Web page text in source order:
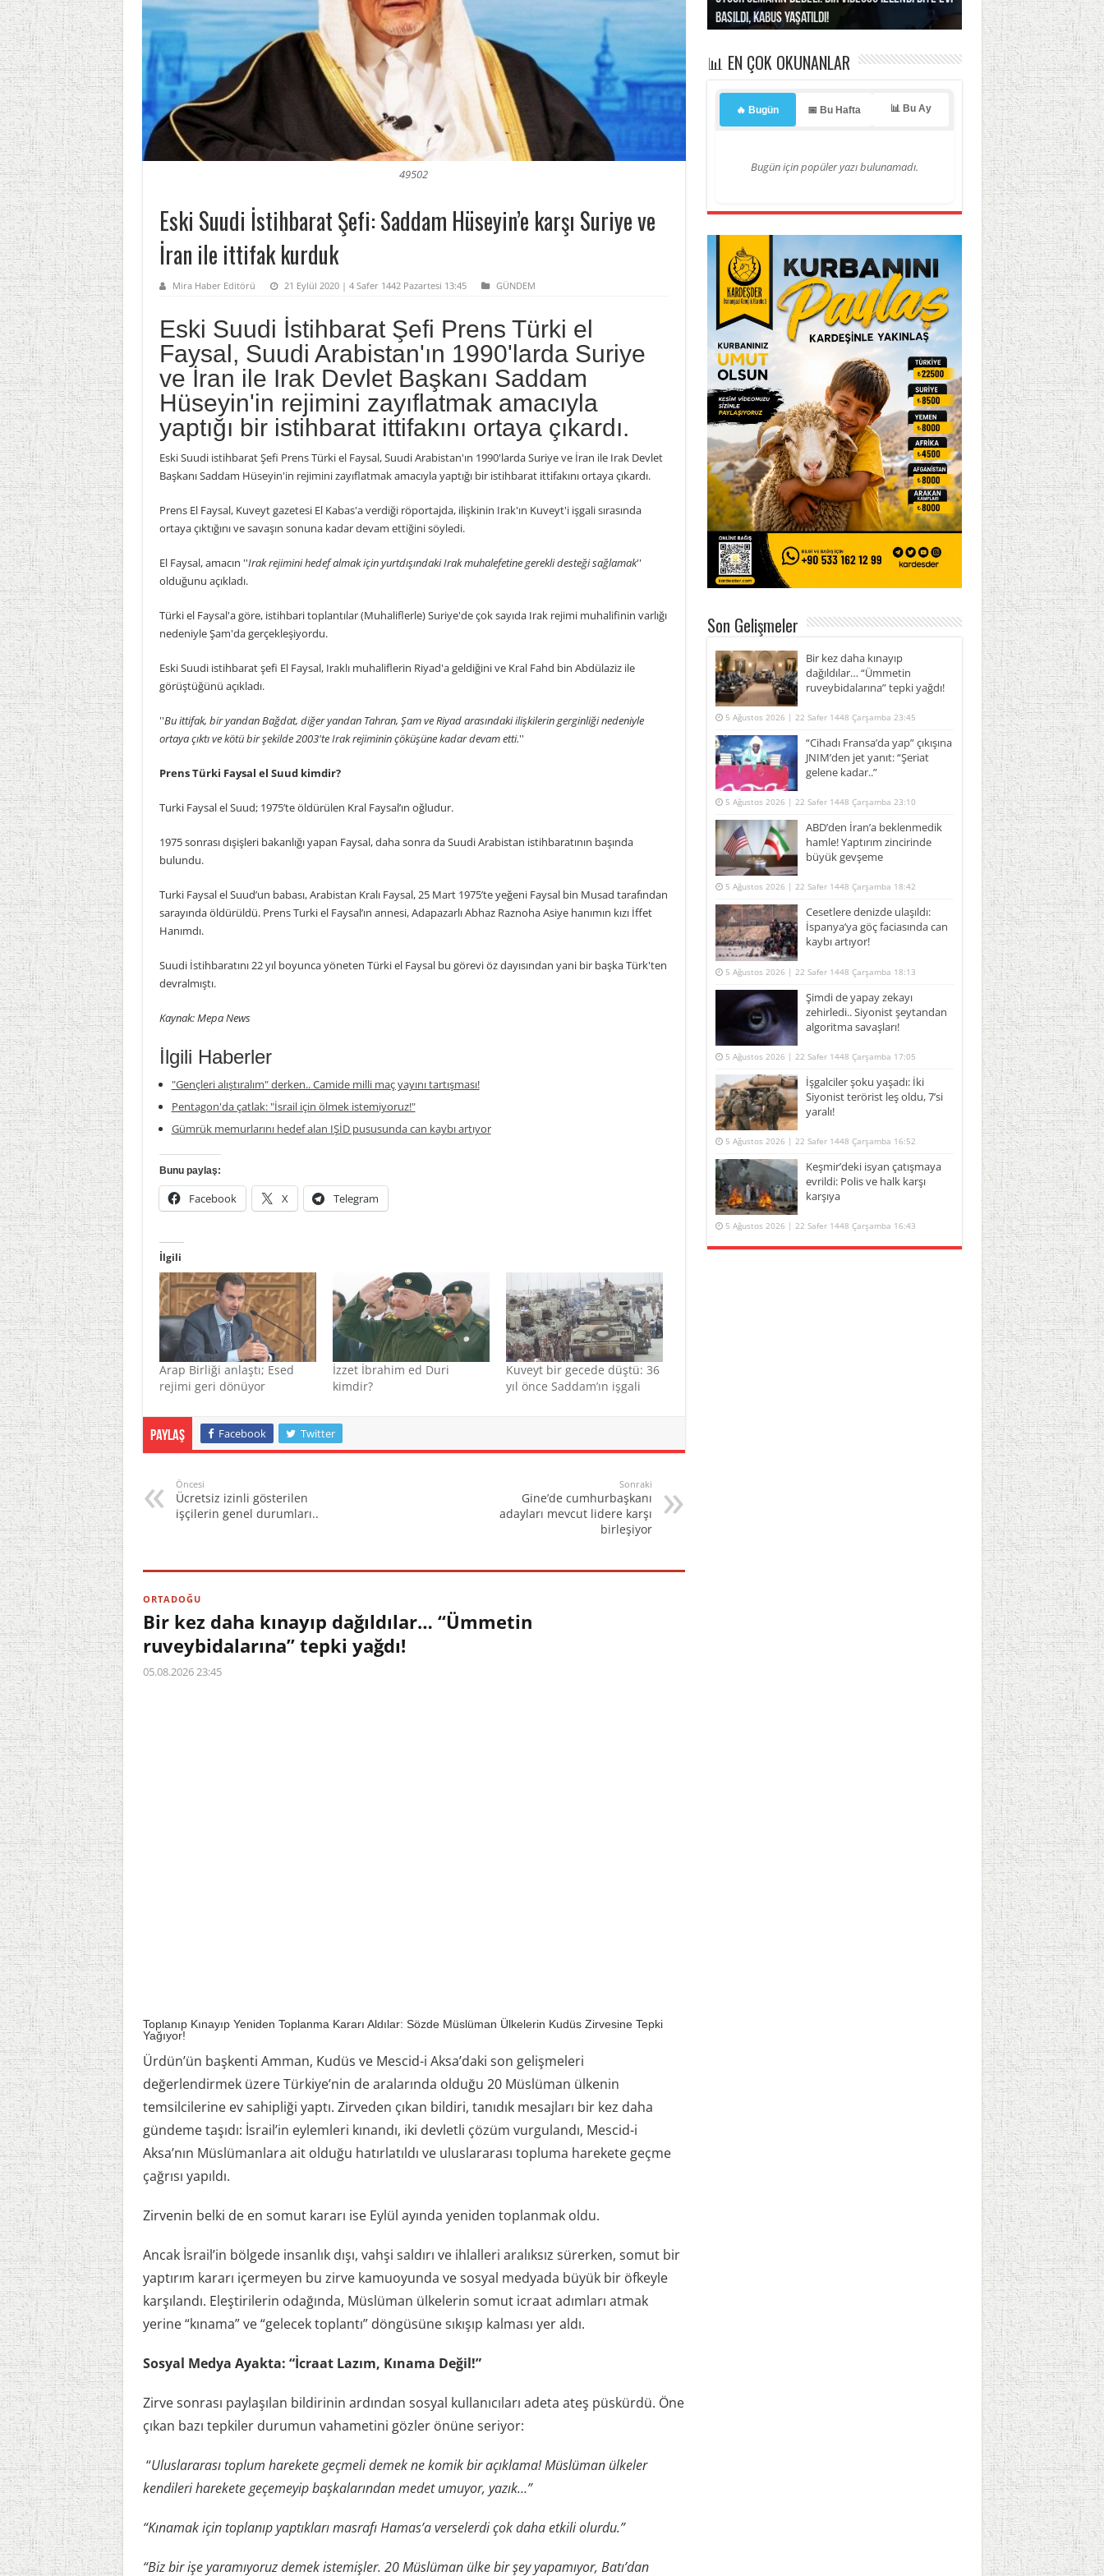
49502
Eski Suudi İstihbarat Şefi: Saddam Hüseyin’e karşı Suriye ve
İran ile ittifak kurduk
Mira Haber Editörü 21 Eylül 2020 | 4 Safer 1442 Pazartesi 13:45 GÜNDEM
Eski Suudi İstihbarat Şefi Prens Türki el
Faysal, Suudi Arabistan'ın 1990'larda Suriye
ve İran ile Irak Devlet Başkanı Saddam
Hüseyin'in rejimini zayıflatmak amacıyla
yaptığı bir istihbarat ittifakını ortaya çıkardı.
Eski Suudi istihbarat Şefi Prens Türki el Faysal, Suudi Arabistan'ın 1990'larda Suriye ve İran ile Irak Devlet
Başkanı Saddam Hüseyin'in rejimini zayıflatmak amacıyla yaptığı bir istihbarat ittifakını ortaya çıkardı.
Prens El Faysal, Kuveyt gazetesi El Kabas'a verdiği röportajda, ilişkinin Irak'ın Kuveyt'i işgali sırasında
ortaya çıktığını ve savaşın sonuna kadar devam ettiğini söyledi.
El Faysal, amacın ''Irak rejimini hedef almak için yurtdışındaki Irak muhalefetine gerekli desteği sağlamak''
olduğunu açıkladı.
Türki el Faysal'a göre, istihbari toplantılar (Muhaliflerle) Suriye'de çok sayıda Irak rejimi muhalifinin varlığı
nedeniyle Şam'da gerçekleşiyordu.
Eski Suudi istihbarat şefi El Faysal, Iraklı muhaliflerin Riyad'a geldiğini ve Kral Fahd bin Abdülaziz ile
görüştüğünü açıkladı.
''Bu ittifak, bir yandan Bağdat, diğer yandan Tahran, Şam ve Riyad arasındaki ilişkilerin gerginliği nedeniyle
ortaya çıktı ve kötü bir şekilde 2003'te Irak rejiminin çöküşüne kadar devam etti.''
Prens Türki Faysal el Suud kimdir?
Turki Faysal el Suud; 1975’te öldürülen Kral Faysal’ın oğludur.
1975 sonrası dışişleri bakanlığı yapan Faysal, daha sonra da Suudi Arabistan istihbaratının başında
bulundu.
Turki Faysal el Suud’un babası, Arabistan Kralı Faysal, 25 Mart 1975’te yeğeni Faysal bin Musad tarafından
sarayında öldürüldü. Prens Turki el Faysal’ın annesi, Adapazarlı Abhaz Raznoha Asiye hanımın kızı İffet
Hanımdı.
Suudi İstihbaratını 22 yıl boyunca yöneten Türki el Faysal bu görevi öz dayısından yani bir başka Türk'ten
devralmıştı.
Kaynak: Mepa News
İlgili Haberler
"Gençleri alıştıralım" derken.. Camide milli maç yayını tartışması!
Pentagon'da çatlak: "İsrail için ölmek istemiyoruz!"
Gümrük memurlarını hedef alan IŞİD pususunda can kaybı artıyor
Bunu paylaş:
Facebook X Telegram
İlgili
Arap Birliği anlaştı; Esed
rejimi geri dönüyor
İzzet İbrahim ed Duri
kimdir?
Kuveyt bir gecede düştü: 36
yıl önce Saddam’ın işgali
Paylaş Facebook Twitter
Öncesi
Ücretsiz izinli gösterilen
işçilerin genel durumları..
Sonraki
Gine’de cumhurbaşkanı
adayları mevcut lidere karşı
birleşiyor
ORTADOĞU
Bir kez daha kınayıp dağıldılar… “Ümmetin
ruveybidalarına” tepki yağdı!
05.08.2026 23:45
Toplanıp Kınayıp Yeniden Toplanma Kararı Aldılar: Sözde Müslüman Ülkelerin Kudüs Zirvesine Tepki
Yağıyor!
Ürdün’ün başkenti Amman, Kudüs ve Mescid-i Aksa’daki son gelişmeleri
değerlendirmek üzere Türkiye’nin de aralarında olduğu 20 Müslüman ülkenin
temsilcilerine ev sahipliği yaptı. Zirveden çıkan bildiri, tanıdık mesajları bir kez daha
gündeme taşıdı: İsrail’in eylemleri kınandı, iki devletli çözüm vurgulandı, Mescid-i
Aksa’nın Müslümanlara ait olduğu hatırlatıldı ve uluslararası topluma harekete geçme
çağrısı yapıldı.
Zirvenin belki de en somut kararı ise Eylül ayında yeniden toplanmak oldu.
Ancak İsrail’in bölgede insanlık dışı, vahşi saldırı ve ihlalleri aralıksız sürerken, somut bir
yaptırım kararı içermeyen bu zirve kamuoyunda ve sosyal medyada büyük bir öfkeyle
karşılandı. Eleştirilerin odağında, Müslüman ülkelerin somut icraat adımları atmak
yerine “kınama” ve “gelecek toplantı” döngüsüne sıkışıp kalması yer aldı.
Sosyal Medya Ayakta: “İcraat Lazım, Kınama Değil!”
Zirve sonrası paylaşılan bildirinin ardından sosyal kullanıcıları adeta ateş püskürdü. Öne
çıkan bazı tepkiler durumun vahametini gözler önüne seriyor:
“Uluslararası toplum harekete geçmeli demek ne komik bir açıklama! Müslüman ülkeler
kendileri harekete geçemeyip başkalarından medet umuyor, yazık…”
“Kınamak için toplanıp yaptıkları masrafı Hamas’a verselerdi çok daha etkili olurdu.”
“Biz bir işe yaramıyoruz demek istemişler. 20 Müslüman ülke bir şey yapamıyor, Batı’dan
basıldı, kabus yaşatıldı!
siviller hedef oldu!
“Operasyonu başlatıyoruz”
işgali
protestocularına saldırı
📊 EN ÇOK OKUNANLAR
🔥 Bugün 📅 Bu Hafta 📊 Bu Ay
Bugün için popüler yazı bulunamadı.
Son Gelişmeler
Bir kez daha kınayıp
dağıldılar… “Ümmetin
ruveybidalarına” tepki yağdı!
5 Ağustos 2026 | 22 Safer 1448 Çarşamba 23:45
“Cihadı Fransa’da yap” çıkışına
JNIM’den jet yanıt: “Şeriat
gelene kadar..”
5 Ağustos 2026 | 22 Safer 1448 Çarşamba 23:10
ABD’den İran’a beklenmedik
hamle! Yaptırım zincirinde
büyük gevşeme
5 Ağustos 2026 | 22 Safer 1448 Çarşamba 18:42
Cesetlere denizde ulaşıldı:
İspanya’ya göç faciasında can
kaybı artıyor!
5 Ağustos 2026 | 22 Safer 1448 Çarşamba 18:13
Şimdi de yapay zekayı
zehirledi.. Siyonist şeytandan
algoritma savaşları!
5 Ağustos 2026 | 22 Safer 1448 Çarşamba 17:05
İşgalciler şoku yaşadı: İki
Siyonist terörist leş oldu, 7’si
yaralı!
5 Ağustos 2026 | 22 Safer 1448 Çarşamba 16:52
Keşmir’deki isyan çatışmaya
evrildi: Polis ve halk karşı
karşıya
5 Ağustos 2026 | 22 Safer 1448 Çarşamba 16:43